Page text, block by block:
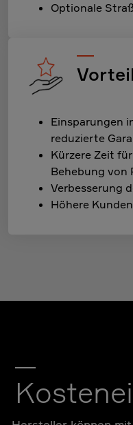
Optionale
Einsparungen
reduzierte
Kürzere Zeit
Behebung von
Verbesserung
Höhere